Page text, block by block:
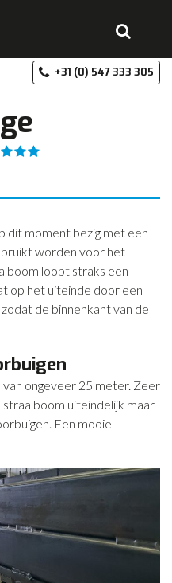
dit moment bezig met een
worden voor het
loopt straks een
op het uiteinde door een
de binnenkant van de
ongeveer 25 meter. Zeer
uiteindelijk maar
Een mooie